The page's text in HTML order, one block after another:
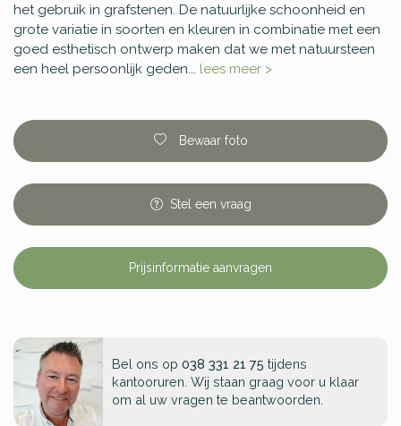
het gebruik in grafstenen. De natuurlijke schoonheid en
grote variatie in soorten en kleuren in combinatie met een
goed esthetisch ontwerp maken dat we met natuursteen
een heel persoonlijk geden... lees meer >
Bewaar foto
Stel een vraag
Prijsinformatie aanvragen
Bel ons op 038 331 21 75 tijdens
kantooruren. Wij staan graag voor u klaar
om al uw vragen te beantwoorden.